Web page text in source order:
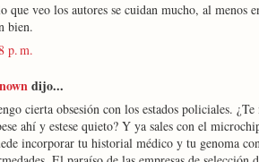
que veo los autores se cuidan mucho, al menos
bien.
p. m.
dijo...
cierta obsesión con los estados policiales.
ahí y estese quieto? Y ya sales con el
incorporar tu historial médico y tu genoma